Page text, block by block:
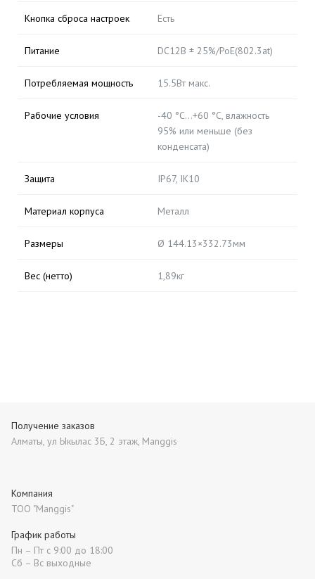
Кнопка сброса настроек Есть
Питание DC12В ± 25%/PoE(802.3at)
Потребляемая мощность 15.5Вт макс.
Рабочие условия
-40 °C…+60 °C, влажность
95% или меньше (без
конденсата)
Защита IP67, IK10
Материал корпуса Металл
Размеры Ø 144.13×332.73мм
Вес (нетто) 1,89кг
Получение заказов
Алматы, ул Ыкылас 3Б, 2 этаж, Manggis
Компания
ТОО "Manggis"
График работы
Пн – Пт с 9:00 до 18:00
Сб – Вс выходные